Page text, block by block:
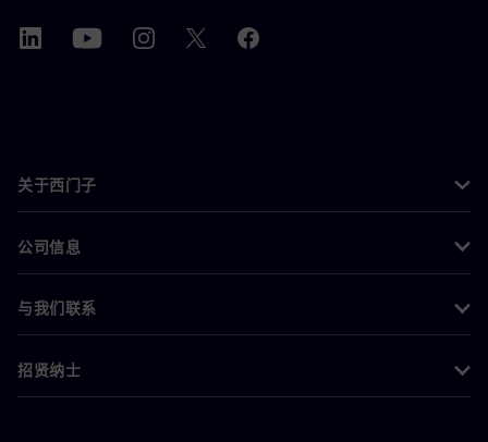
关于西门子
公司信息
与我们联系
招贤纳士